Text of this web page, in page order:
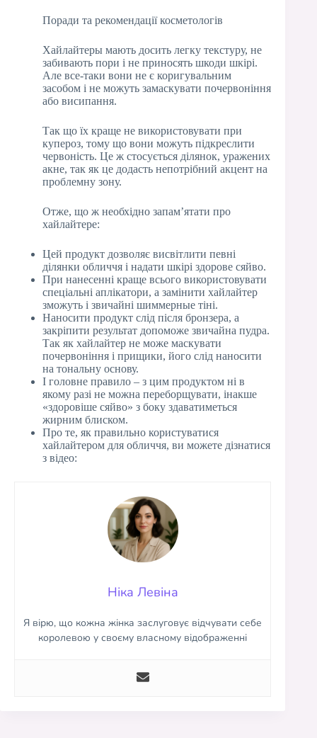
Поради та рекомендації косметологів
Хайлайтеры мають досить легку текстуру, не
забивають пори і не приносять шкоди шкірі.
Але все-таки вони не є коригувальним
засобом і не можуть замаскувати почервоніння
або висипання.
Так що їх краще не використовувати при
купероз, тому що вони можуть підкреслити
червоність. Це ж стосується ділянок, уражених
акне, так як це додасть непотрібний акцент на
проблемну зону.
Отже, що ж необхідно запам’ятати про
хайлайтере:
Цей продукт дозволяє висвітлити певні
ділянки обличчя і надати шкірі здорове сяйво.
При нанесенні краще всього використовувати
спеціальні аплікатори, а замінити хайлайтер
зможуть і звичайні шиммерные тіні.
Наносити продукт слід після бронзера, а
закріпити результат допоможе звичайна пудра.
Так як хайлайтер не може маскувати
почервоніння і прищики, його слід наносити
на тональну основу.
І головне правило – з цим продуктом ні в
якому разі не можна переборщувати, інакше
«здоровіше сяйво» з боку здаватиметься
жирним блиском.
Про те, як правильно користуватися
хайлайтером для обличчя, ви можете дізнатися
з відео:
Ніка Левіна
Я вірю, що кожна жінка заслуговує відчувати себе
королевою у своєму власному відображенні